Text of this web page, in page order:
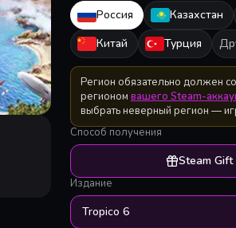
пройдите вместе со своими
через четыре разные эпохи.
Россия Казахстан
Китай
Турция
Регион обязательно должен
регионом вашего Steam-
выбрать неверный регион —
Способ получения
Steam Gift
Издание
Tropico 6